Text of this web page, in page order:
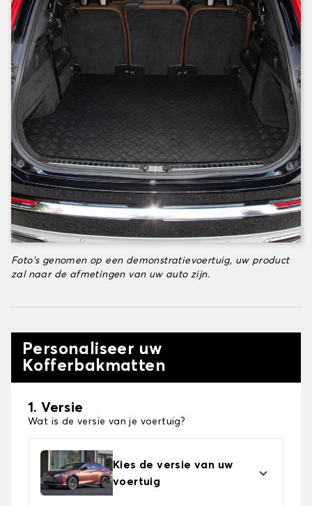
Foto's genomen op een demonstratievoertuig, uw product
zal naar de afmetingen van uw auto zijn.
Personaliseer uw
Kofferbakmatten
1. Versie
Wat is de versie van je voertuig?
Kies de versie van uw
voertuig